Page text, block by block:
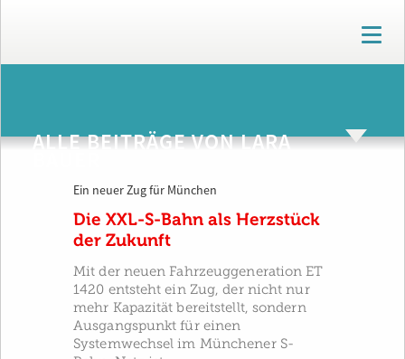
T
o
g
n
ALLE BEITRÄGE VON LARA
Ein neuer Zug für München
Die XXL-S-Bahn als Herzstück
der Zukunft
Mit der neuen Fahrzeuggeneration ET
1420 entsteht ein Zug, der nicht nur
mehr Kapazität bereitstellt, sondern
Ausgangspunkt für einen
Systemwechsel im Münchener S-